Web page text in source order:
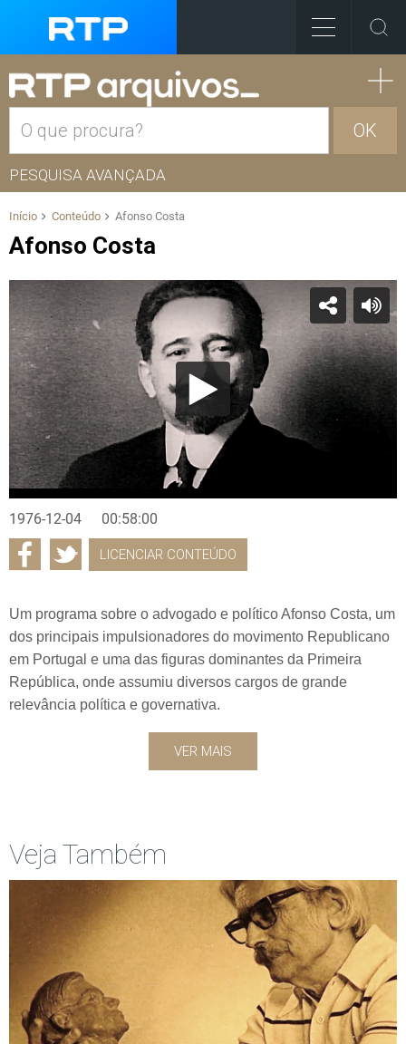
OK
PESQUISA AVANÇADA
Início Conteúdo Afonso Costa
Afonso Costa
1976-12-04 00:58:00
LICENCIAR CONTEÚDO
Um programa sobre o advogado e político Afonso Costa, um
dos principais impulsionadores do movimento Republicano
em Portugal e uma das figuras dominantes da Primeira
República, onde assumiu diversos cargos de grande
relevância política e governativa.
VER MAIS
Veja Também